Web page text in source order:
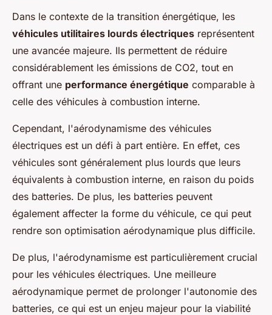
Dans le contexte de la transition énergétique, les
véhicules utilitaires lourds électriques représentent
une avancée majeure. Ils permettent de réduire
considérablement les émissions de CO2, tout en
offrant une performance énergétique comparable à
celle des véhicules à combustion interne.
Cependant, l'aérodynamisme des véhicules
électriques est un défi à part entière. En effet, ces
véhicules sont généralement plus lourds que leurs
équivalents à combustion interne, en raison du poids
des batteries. De plus, les batteries peuvent
également affecter la forme du véhicule, ce qui peut
rendre son optimisation aérodynamique plus difficile.
De plus, l'aérodynamisme est particulièrement crucial
pour les véhicules électriques. Une meilleure
aérodynamique permet de prolonger l'autonomie des
batteries, ce qui est un enjeu majeur pour la viabilité